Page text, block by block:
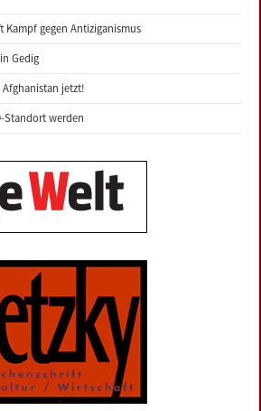
Kampf gegen Antiziganismus
Gedig
Afghanistan jetzt!
Standort werden